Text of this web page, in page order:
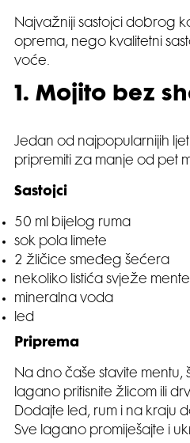
Najvažniji sastojci dobrog
oprema, nego kvalitetni
voće.
1. Mojito bez
Jedan od najpopularnijih
pripremiti za manje od pet
Sastojci
50 ml bijelog ruma
sok pola limete
2 žličice smeđeg šećera
nekoliko listića svježe mente
mineralna voda
led
Priprema
Na dno čaše stavite mentu,
lagano pritisnite žlicom ili
Dodajte led, rum i na kraju
Sve lagano promiješajte i